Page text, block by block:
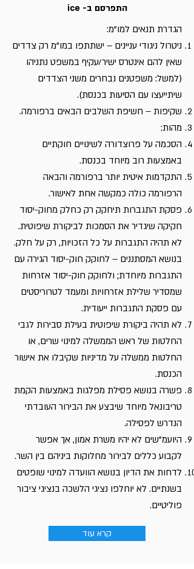
התפרסם ב- ice
הגדרת תנאים למו"מ:
ניטרול ניגודי עניינים – ישתתפו במו"מ רק צדדים
שאין להם אינטרס ישיר/עקיף במשפט נתניהו
(למשל: משפטנים נבחרים משני הצדדים
שיתייעצו עם הסיעות בכנסת).
שקיפות – חשיפת השלבים הבאים ברפורמה.
מהות:
הסכמה על פרוצדורה לשינויים חוקתיים
באמצעות רוב מיוחד בכנסת.
התקדמות איטית יותר ברפורמה והבאה
הרפורמה כולה כמקשה אחת לאישור.
פסקת התגברות תיחקק רק כחלק מחוק-יסוד
חקיקה שיגדיר את הסמכות לביקורת שיפוטית.
לא תהיה התגברות על כל הזכויות, רק על חלק.
בנושא המסתננים – לחוקק חוק-יסוד הגירה עם
התגברות מיוחדת; ולחוקק חוק-יסוד אזרחות
שמסדיר שלילת אזרחויות ומעמד לטרוריסטים
עם פסקת התגברות ייעודית.
לא תהיה ביקורת שיפוטית בעילת סבירות לגבי
החלטות של ראש הממשלה למינוי שרים, או
החלטות ממשלה על מדיניות שקיבלו את אישור
הכנסת.
פשרה בנושא פסילת מפלגות באמצעות הקמת
טריבונאל מיוחד שיבצע את הבירור העובדתי
הנדרש לפסילה.
היועמ"שים לא יהיו משרת אמון, אך אפשר
לקבוע כללים לבירור מחלוקות ביניהם בין השר.
לדחות את הדיון בנושא הוועדה למינוי שופטים
בשנתיים. לא יוחלפו נציגי הלשכה בנציגי ציבור
פוליטיים.
קרא עוד